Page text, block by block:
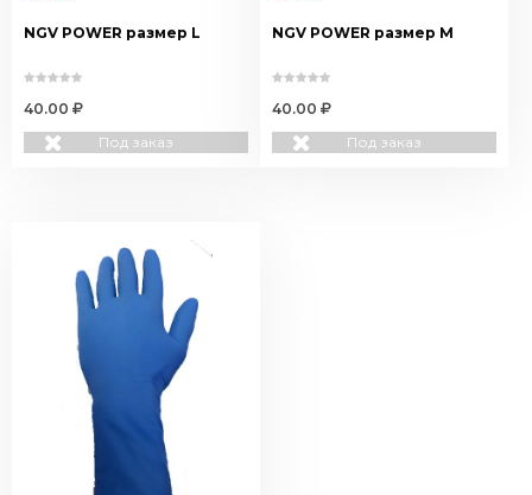
NGV POWER размер L
40.00
Под заказ
NGV POWER размер M
40.00
Под заказ